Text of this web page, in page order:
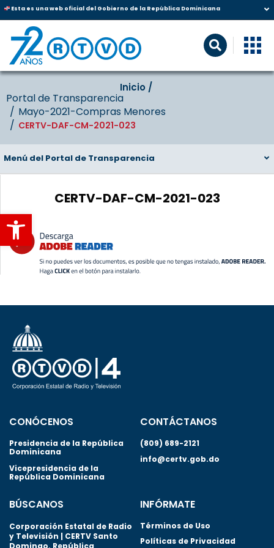
Abrir barra de herramientas
Esta es una web oficial del Gobierno de la República Dominicana
Inicio‎‎ /‎ ‎
Portal de Transparencia
Mayo-2021-Compras Menores
CERTV-DAF-CM-2021-023
Menú del Portal de Transparencia
CERTV-DAF-CM-2021-023
CONÓCENOS
Presidencia de la República
Dominicana
Vicepresidencia de la
República Dominicana
CONTÁCTANOS
(809) 689-2121
info@certv.gob.do
BÚSCANOS
Corporación Estatal de Radio
y Televisión | CERTV Santo
Domingo. República
INFÓRMATE
Términos de Uso
Políticas de Privacidad